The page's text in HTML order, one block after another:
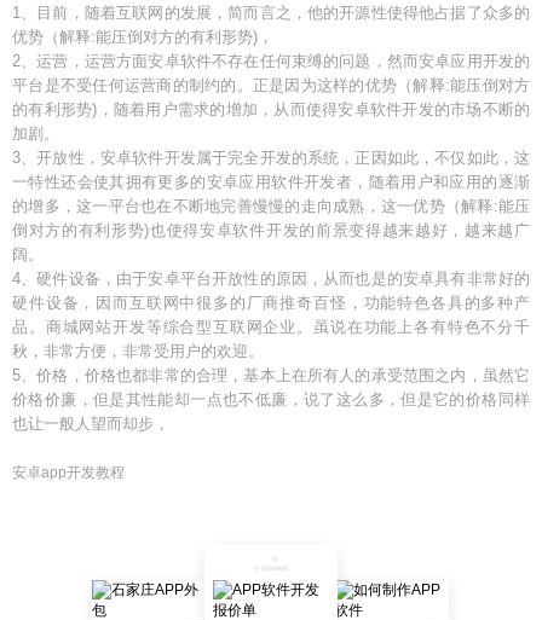
1、目前，随着互联网的发展，简而言之，他的开源性使得他占据了众多的
优势（解释:能压倒对方的有利形势)，
2、运营，运营方面安卓软件不存在任何束缚的问题，然而安卓应用开发的
平台是不受任何运营商的制约的。正是因为这样的优势（解释:能压倒对方
的有利形势)，随着用户需求的增加，从而使得安卓软件开发的市场不断的
加剧。
3、开放性，安卓软件开发属于完全开发的系统，正因如此，不仅如此，这
一特性还会使其拥有更多的安卓应用软件开发者，随着用户和应用的逐渐
的增多，这一平台也在不断地完善慢慢的走向成熟，这一优势（解释:能压
倒对方的有利形势)也使得安卓软件开发的前景变得越来越好，越来越广
阔。
4、硬件设备，由于安卓平台开放性的原因，从而也是的安卓具有非常好的
硬件设备，因而互联网中很多的厂商推奇百怪，功能特色各具的多种产
品。商城网站开发等综合型互联网企业。虽说在功能上各有特色不分千
秋，非常方便，非常受用户的欢迎。
5、价格，价格也都非常的合理，基本上在所有人的承受范围之内，虽然它
价格价廉，但是其性能却一点也不低廉，说了这么多，但是它的价格同样
也让一般人望而却步，
安卓app开发教程